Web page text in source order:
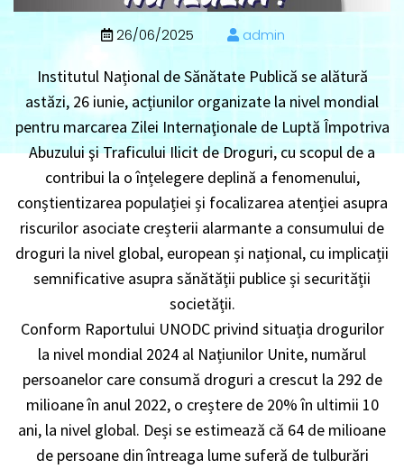
26/06/2025 admin
Institutul Național de Sănătate Publică se alătură
astăzi, 26 iunie, acțiunilor organizate la nivel mondial
pentru marcarea Zilei Internaţionale de Luptă Împotriva
Abuzului şi Traficului Ilicit de Droguri, cu scopul de a
contribui la o înțelegere deplină a fenomenului,
conștientizarea populației și focalizarea atenției asupra
riscurilor asociate creșterii alarmante a consumului de
droguri la nivel global, european și național, cu implicații
semnificative asupra sănătății publice și securității
societății.
Conform Raportului UNODC privind situația drogurilor
la nivel mondial 2024 al Națiunilor Unite, numărul
persoanelor care consumă droguri a crescut la 292 de
milioane în anul 2022, o creștere de 20% în ultimii 10
ani, la nivel global. Deși se estimează că 64 de milioane
de persoane din întreaga lume suferă de tulburări